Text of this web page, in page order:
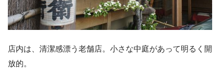
店内は、清潔感漂う老舗店。小さな中庭があって明るく開
放的。